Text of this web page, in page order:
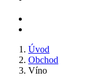
Úvod
Obchod
Víno